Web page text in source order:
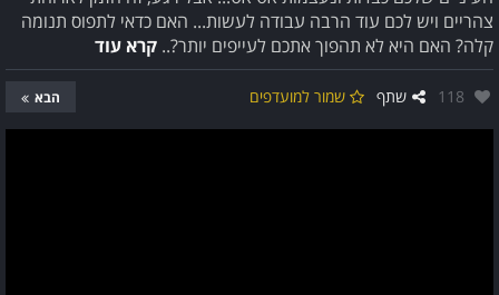
צהריים ויש לכם עוד הרבה עבודה לעשות... האם כדאי לתפוס תנומה
קלה? האם היא לא תהפוך אתכם לעייפים יותר?.. קרא עוד
אהבו:
118 שתף שמור למועדפים הבא